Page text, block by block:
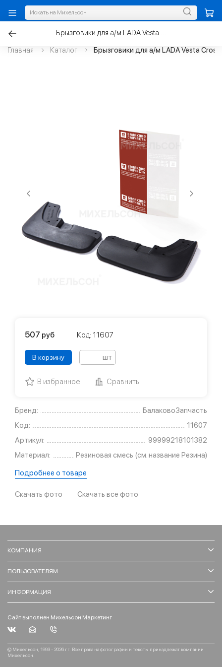
Главная Каталог Брызговики для а/м LADA Vesta
Бренд:
БалаковоЗапчасть
Код:
11607
Артикул:
99999218101382
Материал:
Резиновая смесь (см. название Резина)
Подробнее о товаре
Скачать фото Скачать все фото
507 руб Код: 11607
В корзину шт
В избранное Сравнить
КОМПАНИЯ
ПОЛЬЗОВАТЕЛЯМ
ИНФОРМАЦИЯ
Сайт выполнен Михельсон Маркетинг
© Михельсон, 1993 - 2026 гг. Все права на фотографии и тексты принадлежат компании
Михельсон.